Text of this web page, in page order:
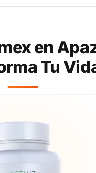
en
Tu